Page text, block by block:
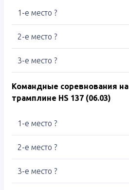
1-е место ?
2-е место ?
3-е место ?
Командные соревнования на
трамплине HS 137 (06.03)
1-е место ?
2-е место ?
3-е место ?